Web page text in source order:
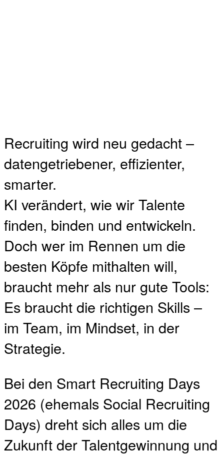
Recruiting wird neu gedacht –
datengetriebener, effizienter,
smarter.
KI verändert, wie wir Talente
finden, binden und entwickeln.
Doch wer im Rennen um die
besten Köpfe mithalten will,
braucht mehr als nur gute Tools:
Es braucht die richtigen Skills –
im Team, im Mindset, in der
Strategie.
Bei den Smart Recruiting Days
2026 (ehemals Social Recruiting
Days) dreht sich alles um die
Zukunft der Talentgewinnung und